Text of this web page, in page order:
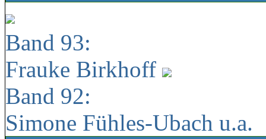
Band 93:
Frauke Birkhoff
Band 92:
Simone Fühles-Ubach u.a.